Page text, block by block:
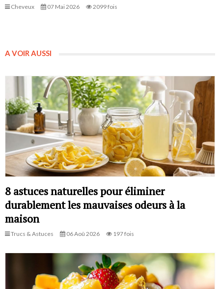
Cheveux 07 Mai 2026 2099 fois
A VOIR AUSSI
8 astuces naturelles pour éliminer
durablement les mauvaises odeurs à la
maison
Trucs & Astuces 06 Aoû 2026 197 fois